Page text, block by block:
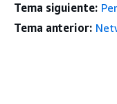
Tema siguiente:
Tema anterior: